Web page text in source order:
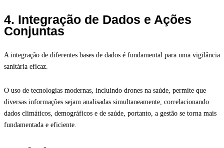
4. Integração de Dados e Ações
Conjuntas
A integração de diferentes bases de dados é fundamental para uma vigilância
sanitária eficaz.
O uso de tecnologias modernas, incluindo drones na saúde, permite que
diversas informações sejam analisadas simultaneamente, correlacionando
dados climáticos, demográficos e de saúde, portanto, a gestão se torna mais
fundamentada e eficiente.